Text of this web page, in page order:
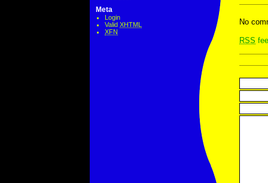
Meta
Login
Valid XHTML
XFN
No
RSS